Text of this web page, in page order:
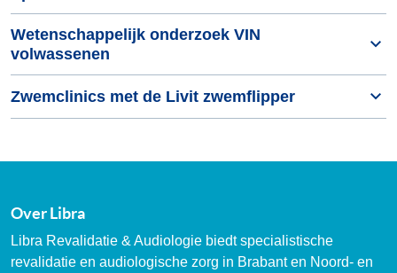
Wetenschappelijk onderzoek VIN
volwassenen
Zwemclinics met de Livit zwemflipper
Over Libra
Libra Revalidatie & Audiologie biedt specialistische
revalidatie en audiologische zorg in Brabant en Noord- en